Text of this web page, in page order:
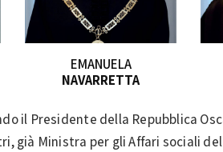
EMANUELA
NAVARRETTA
il Presidente della Repubblica
già Ministra per gli Affari sociali